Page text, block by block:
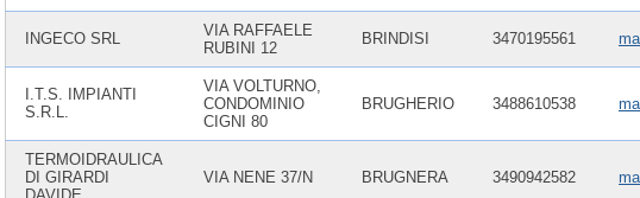
INGECO SRL
VIA RAFFAELE
RUBINI 12
BRINDISI 3470195561
I.T.S. IMPIANTI
S.R.L.
VIA VOLTURNO,
CONDOMINIO
CIGNI 80
BRUGHERIO 3488610538
TERMOIDRAULICA
DI GIRARDI
VIA NENE 37/N BRUGNERA 3490942582